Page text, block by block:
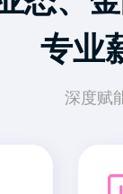
专业
深度赋